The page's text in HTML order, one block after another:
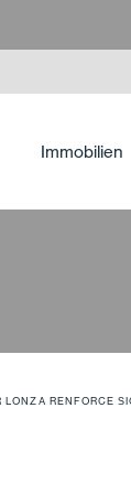
Immobilien
LONZA RENFORCE